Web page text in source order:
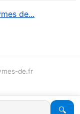
de...
🔍
de.fr